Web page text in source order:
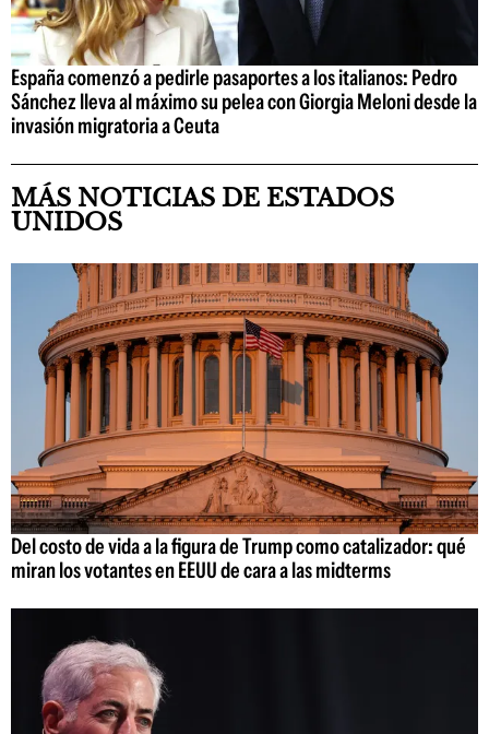
España comenzó a pedirle pasaportes a los italianos: Pedro
Sánchez lleva al máximo su pelea con Giorgia Meloni desde la
invasión migratoria a Ceuta
MÁS NOTICIAS DE ESTADOS
UNIDOS
Del costo de vida a la figura de Trump como catalizador: qué
miran los votantes en EEUU de cara a las midterms